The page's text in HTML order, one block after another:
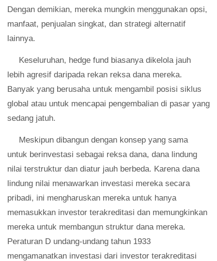
Dengan demikian, mereka mungkin menggunakan opsi,
manfaat, penjualan singkat, dan strategi alternatif
lainnya.
Keseluruhan, hedge fund biasanya dikelola jauh
lebih agresif daripada rekan reksa dana mereka.
Banyak yang berusaha untuk mengambil posisi siklus
global atau untuk mencapai pengembalian di pasar yang
sedang jatuh.
Meskipun dibangun dengan konsep yang sama
untuk berinvestasi sebagai reksa dana, dana lindung
nilai terstruktur dan diatur jauh berbeda. Karena dana
lindung nilai menawarkan investasi mereka secara
pribadi, ini mengharuskan mereka untuk hanya
memasukkan investor terakreditasi dan memungkinkan
mereka untuk membangun struktur dana mereka.
Peraturan D undang-undang tahun 1933
mengamanatkan investasi dari investor terakreditasi